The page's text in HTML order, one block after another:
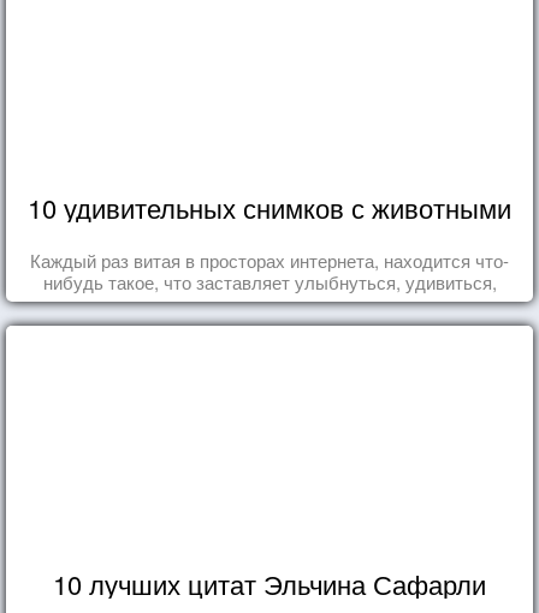
10 удивительных снимков с животными
Каждый раз витая в просторах интернета, находится что-
нибудь такое, что заставляет улыбнуться, удивиться,
восхититься...
10 лучших цитат Эльчина Сафарли